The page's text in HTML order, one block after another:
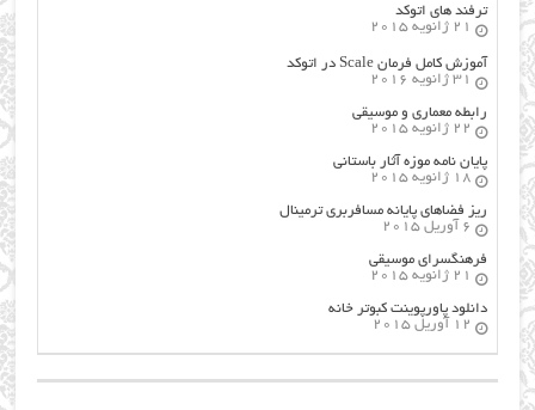
ترفند های اتوکد
21 ژانویه 2015
آموزش کامل فرمان Scale در اتوکد
31 ژانویه 2016
رابطه معماری و موسیقی
22 ژانویه 2015
پایان نامه موزه آثار باستانی
18 ژانویه 2015
ریز فضاهای پایانه مسافربری ترمینال
6 آوریل 2015
فرهنگسراي موسيقي
21 ژانویه 2015
دانلود پاورپوینت کبوتر خانه
12 آوریل 2015